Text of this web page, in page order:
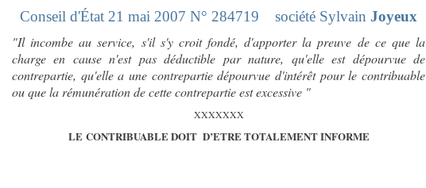
Conseil d'État 21 mai 2007 N° 284719 société Sylvain Joyeux
"Il incombe au service, s'il s'y croit fondé, d'apporter la preuve de ce que la
charge en cause n'est pas déductible par nature, qu'elle est dépourvue de
contrepartie, qu'elle a une contrepartie dépourvue d'intérêt pour le contribuable
ou que la rémunération de cette contrepartie est excessive "
XXXXXXX
LE CONTRIBUABLE DOIT D’ETRE TOTALEMENT INFORME